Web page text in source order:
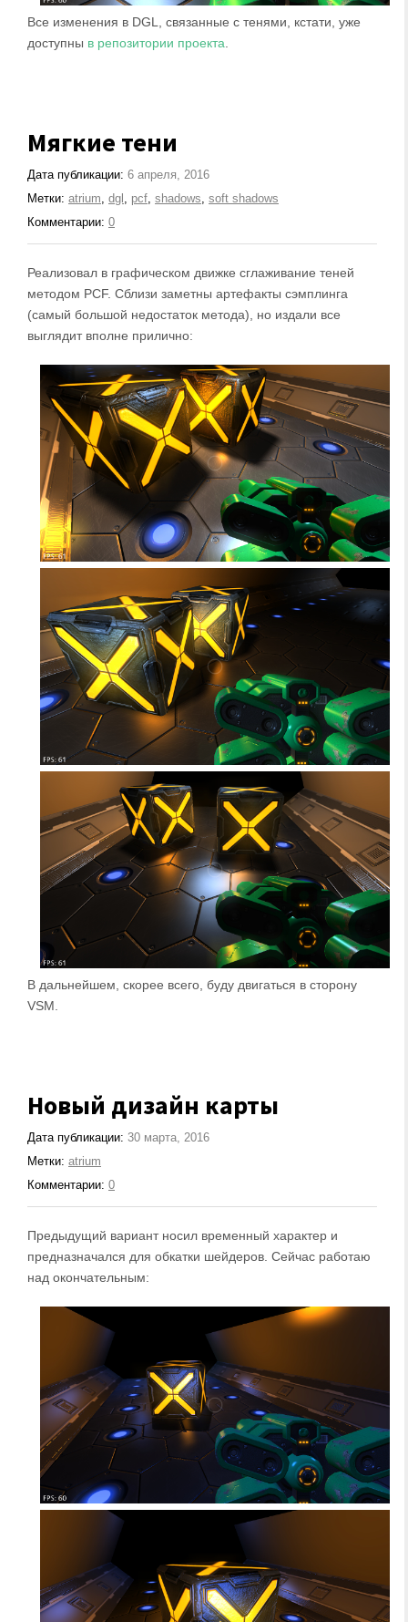
Все изменения в DGL, связанные с тенями, кстати, уже
доступны в репозитории проекта
Мягкие тени
Дата публикации: 6 апреля, 2016
Метки: atrium dgl pcf shadows soft shadows
Комментарии: 0
Реализовал в графическом движке сглаживание теней
методом PCF. Сблизи заметны артефакты сэмплинга
(самый большой недостаток метода), но издали все
выглядит вполне прилично:
В дальнейшем, скорее всего, буду двигаться в сторону
VSM.
Новый дизайн карты
Дата публикации: 30 марта, 2016
Метки: atrium
Комментарии: 0
Предыдущий вариант носил временный характер и
предназначался для обкатки шейдеров. Сейчас работаю
над окончательным: